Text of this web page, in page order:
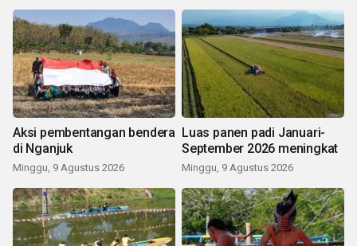
Aksi pembentangan bendera
di Nganjuk
Minggu, 9 Agustus 2026
Luas panen padi Januari-
September 2026 meningkat
Minggu, 9 Agustus 2026